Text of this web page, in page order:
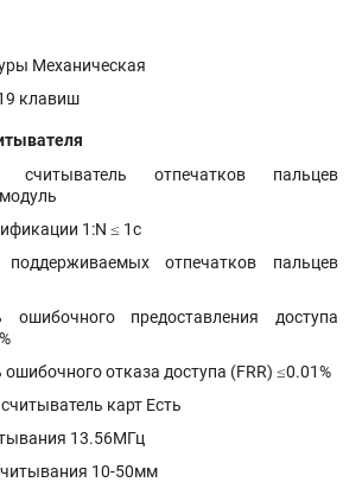
Механическая
клавиш
считыватель отпечатков пальцев
1:N ≤ 1c
поддерживаемых отпечатков пальцев
ошибочного предоставления доступа
ошибочного отказа доступа (FRR) ≤0.01%
карт Есть
13.56МГц
10-50мм